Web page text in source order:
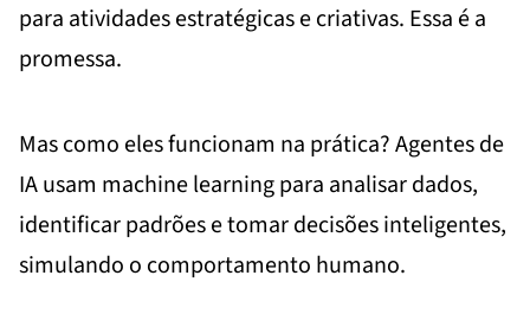
para atividades estratégicas e criativas. Essa é a
promessa.
Mas como eles funcionam na prática? Agentes de
IA usam machine learning para analisar dados,
identificar padrões e tomar decisões inteligentes,
simulando o comportamento humano.